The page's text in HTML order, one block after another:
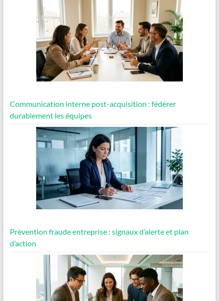
Communication interne post-acquisition : fédérer
durablement les équipes
Prévention fraude entreprise : signaux d’alerte et plan
d’action